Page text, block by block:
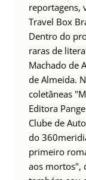
reportagens,
Travel Box
Dentro do
raras de
Machado de
de Almeida.
coletâneas
Editora
Clube de
do
primeiro
aos mortos",